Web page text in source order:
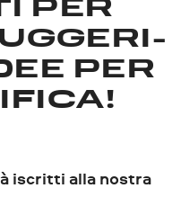
PER
PER
iscritti alla nostra